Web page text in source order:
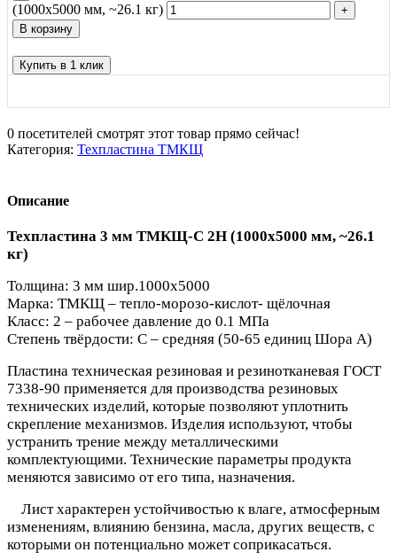
(1000х5000 мм, ~26.1 кг)
В корзину
Купить в 1 клик
0 посетителей смотрят этот товар прямо сейчас!
Категория: Техпластина ТМКЩ
Описание
Техпластина 3 мм ТМКЩ-C 2Н (1000х5000 мм, ~26.1
кг)
Толщина: 3 мм шир.1000х5000
Марка: ТМКЩ – тепло-морозо-кислот- щёлочная
Класс: 2 – рабочее давление до 0.1 МПа
Степень твёрдости: С – средняя (50-65 единиц Шора А)
Пластина техническая резиновая и резинотканевая ГОСТ
7338-90 применяется для производства резиновых
технических изделий, которые позволяют уплотнить
скрепление механизмов. Изделия используют, чтобы
устранить трение между металлическими
комплектующими. Технические параметры продукта
меняются зависимо от его типа, назначения.
Лист характерен устойчивостью к влаге, атмосферным
изменениям, влиянию бензина, масла, других веществ, с
которыми он потенциально может соприкасаться.